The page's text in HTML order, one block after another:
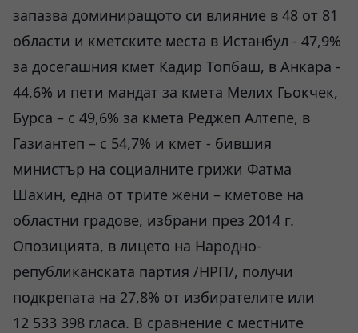
запазва доминиращото си влияние в 48 от 81
области и кметските места в Истанбул - 47,9%
за досегашния кмет Кадир Топбаш, в Анкара -
44,6% и пети мандат за кмета Мелих Гьокчек,
Бурса – с 49,6% за кмета Реджеп Алтепе, в
Газиантеп – с 54,7% и кмет - бившия
министър на социалните грижи Фатма
Шахин, една от трите жени – кметове на
областни градове, избрани през 2014 г.
Опозицията, в лицето на Народно-
републиканската партия /НРП/, получи
подкрепата на 27,8% от избирателите или
12 533 398 гласа. В сравнение с местните